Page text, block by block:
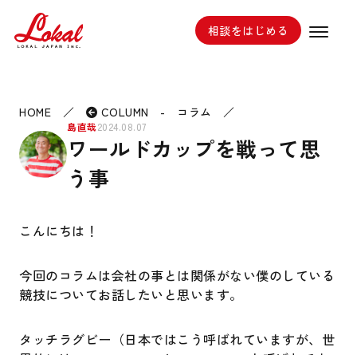
相談をはじめる
HOME ／ COLUMN - コラム ／
島直哉2024.08.07
ワールドカップを戦って思
う事
こんにちは！
今回のコラムは会社の事とは関係がない僕のしている
競技についてお話したいと思います。
タッチラグビー（日本ではこう呼ばれていますが、世